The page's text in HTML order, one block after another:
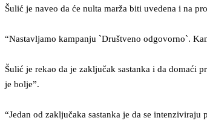
Šulić je naveo da će nulta marža biti uvedena i na
“Nastavljamo kampanju `Društveno odgovorno`.
Šulić je rekao da je zaključak sastanka i da domaći
je bolje”.
“Jedan od zaključaka sastanka je da se